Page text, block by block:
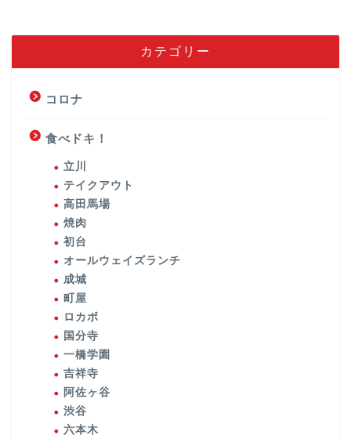
カテゴリー
コロナ
食べドキ！
立川
テイクアウト
高田馬場
焼肉
初台
オールウェイズランチ
成城
町屋
ロカボ
国分寺
一橋学園
吉祥寺
阿佐ヶ谷
渋谷
六本木